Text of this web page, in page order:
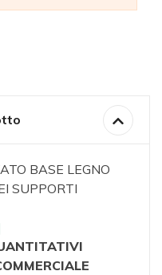
BASE LEGNO
SUPPORTI